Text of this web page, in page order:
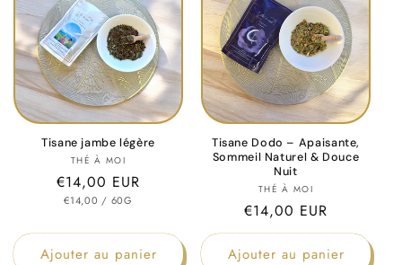
Tisane jambe légère
Fournisseur :
THÉ À MOI
Prix
habituel
€14,00 EUR
PRIX
€14,00 / PAR
60G
Ajouter au panier
Tisane Dodo – Apaisante,
Sommeil Naturel & Douce
Nuit
Fournisseur :
THÉ À MOI
Prix
habituel
€14,00 EUR
Ajouter au panier